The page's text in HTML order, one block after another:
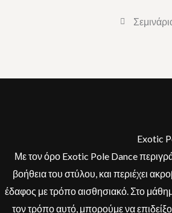
Exotic
Με τον όρο Exotic Pole Dance
βοήθεια του στύλου, και περιέχει
έδαφος με τρόπο αισθησιακό. Στο
τον τρόπο αυτό, μπορούμε να